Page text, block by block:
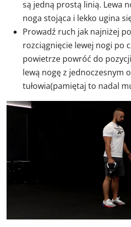
są jedną prostą linią. Lewa
noga stojąca i lekko ugina
Prowadź ruch jak najniżej
rozciągnięcie lewej nogi po
powietrze powróć do
lewą nogę z jednoczesnym
tułowia(pamiętaj to nadal